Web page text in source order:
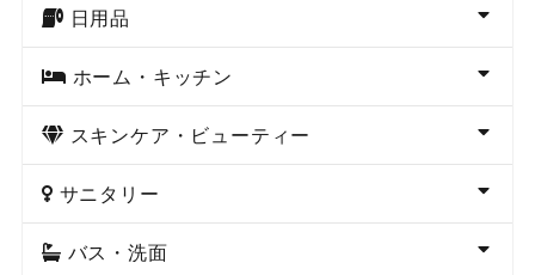
日用品
ホーム・キッチン
スキンケア・ビューティー
サニタリー
バス・洗面